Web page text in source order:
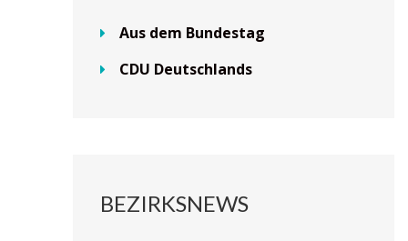
Aus dem Bundestag
CDU Deutschlands
BEZIRKSNEWS